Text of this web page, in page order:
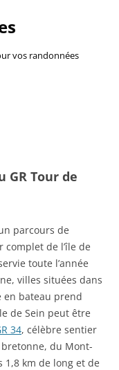
vos randonnées
Tour de
parcours de
de l’île de
toute l’année
villes situées dans
en bateau prend
de Sein peut être
34, célèbre sentier
du Mont-
1,8 km de long et de